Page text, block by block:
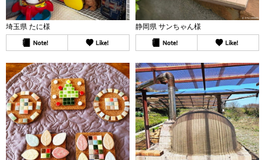
埼玉県 たに様 静岡県 サンちゃん様